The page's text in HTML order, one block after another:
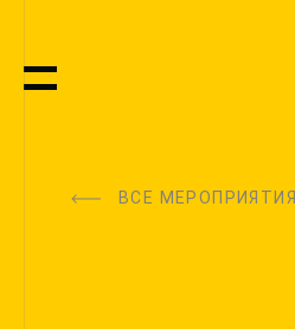
ВСЕ МЕРОПРИЯТИЯ